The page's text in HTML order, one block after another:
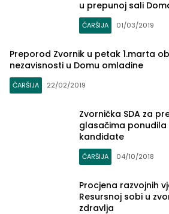
u prepunoj sali
ČARŠIJA 01/03/2019
Preporod Zvornik u petak 1.marta
nezavisnosti u Domu omladine
ČARŠIJA 22/02/2019
Zvornička SDA za
glasačima
kandidate
ČARŠIJA 04/10/2018
Procjena razvojnih
Resursnoj sobi u
zdravlja